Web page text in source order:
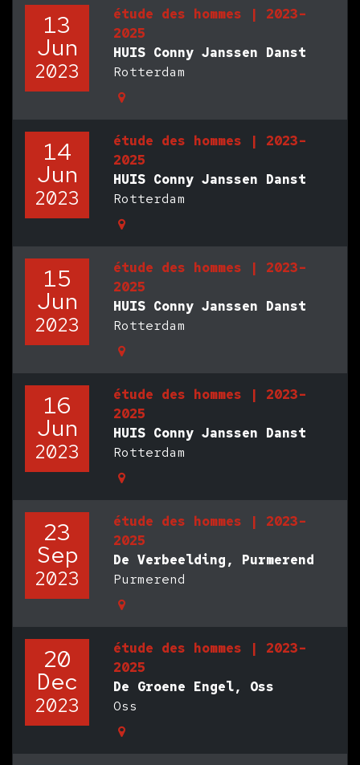
13
Jun
2023
étude des hommes | 2023-
2025
HUIS Conny Janssen Danst
Rotterdam
14
Jun
2023
étude des hommes | 2023-
2025
HUIS Conny Janssen Danst
Rotterdam
15
Jun
2023
étude des hommes | 2023-
2025
HUIS Conny Janssen Danst
Rotterdam
16
Jun
2023
étude des hommes | 2023-
2025
HUIS Conny Janssen Danst
Rotterdam
23
Sep
2023
étude des hommes | 2023-
2025
De Verbeelding, Purmerend
Purmerend
20
Dec
2023
étude des hommes | 2023-
2025
De Groene Engel, Oss
Oss